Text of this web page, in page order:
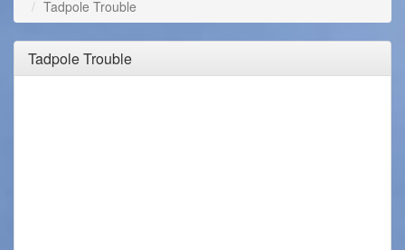
Tadpole Trouble
Tadpole Trouble